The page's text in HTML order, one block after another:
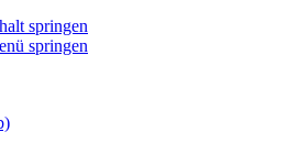
springen
springen